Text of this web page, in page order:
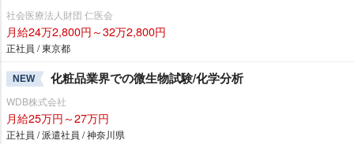
社会医療法人財団 仁医会
月給24万2,800円～32万2,800円
正社員 / 東京都
NEW 化粧品業界での微生物試験/化学分析
WDB株式会社
月給25万円～27万円
正社員 / 派遣社員 / 神奈川県